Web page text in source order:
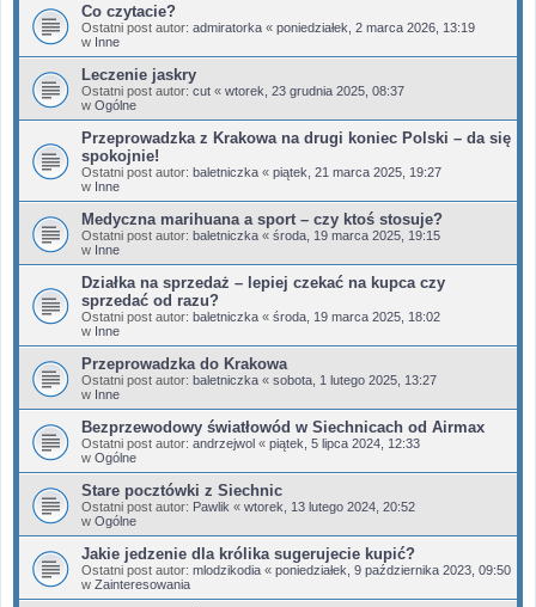
Co czytacie?
Ostatni post autor: admiratorka « poniedziałek, 2 marca 2026, 13:19
w Inne
Leczenie jaskry
Ostatni post autor: cut « wtorek, 23 grudnia 2025, 08:37
w Ogólne
Przeprowadzka z Krakowa na drugi koniec Polski – da się
spokojnie!
Ostatni post autor: baletniczka « piątek, 21 marca 2025, 19:27
w Inne
Medyczna marihuana a sport – czy ktoś stosuje?
Ostatni post autor: baletniczka « środa, 19 marca 2025, 19:15
w Inne
Działka na sprzedaż – lepiej czekać na kupca czy
sprzedać od razu?
Ostatni post autor: baletniczka « środa, 19 marca 2025, 18:02
w Inne
Przeprowadzka do Krakowa
Ostatni post autor: baletniczka « sobota, 1 lutego 2025, 13:27
w Inne
Bezprzewodowy światłowód w Siechnicach od Airmax
Ostatni post autor: andrzejwol « piątek, 5 lipca 2024, 12:33
w Ogólne
Stare pocztówki z Siechnic
Ostatni post autor: Pawlik « wtorek, 13 lutego 2024, 20:52
w Ogólne
Jakie jedzenie dla królika sugerujecie kupić?
Ostatni post autor: mlodzikodia « poniedziałek, 9 października 2023, 09:50
w Zainteresowania